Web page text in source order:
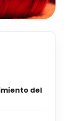
del